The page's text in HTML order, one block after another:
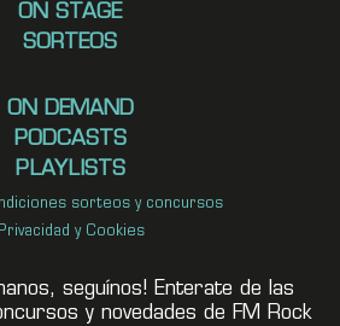
ON STAGE
SORTEOS
ON DEMAND
PODCASTS
PLAYLISTS
sorteos y concursos
Privacidad y Cookies
seguínos! Enterate de las
y novedades de FM Rock